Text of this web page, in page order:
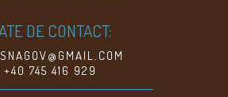
DE CONTACT:
+40 745 416 929